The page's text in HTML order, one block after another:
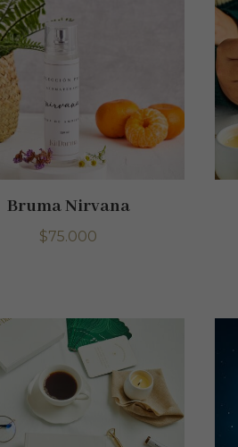
Bruma Nirvana
$75.000